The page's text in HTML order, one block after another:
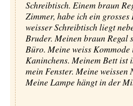
Schreibtisch. Einem braun
Zimmer, habe ich ein
weisser Schreibtisch liegt
Bruder. Meinen braun Regal
Büro. Meine weiss
Kaninchens. Meinem Bett ist
mein Fenster. Meine weissen
Meine Lampe hängt in der